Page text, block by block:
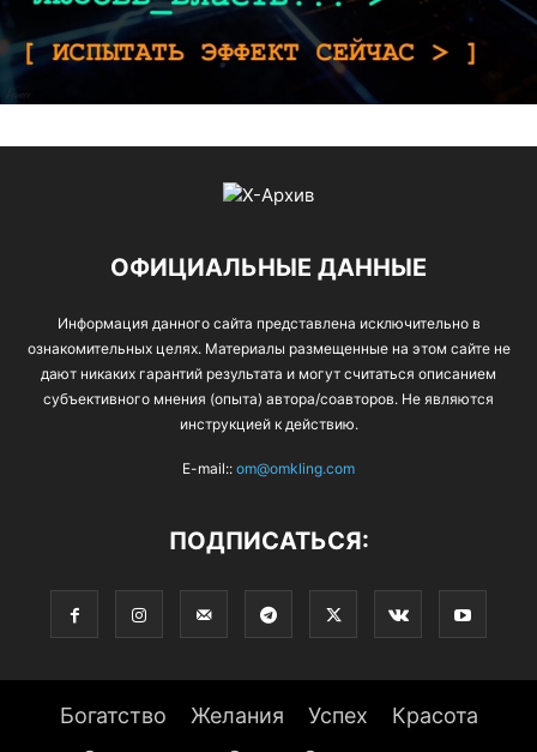
ОФИЦИАЛЬНЫЕ ДАННЫЕ
Информация данного сайта представлена исключительно в
ознакомительных целях. Материалы размещенные на этом сайте не
дают никаких гарантий результата и могут считаться описанием
субъективного мнения (опыта) автора/соавторов. Не являются
инструкцией к действию.
E-mail:: om@omkling.com
ПОДПИСАТЬСЯ:
Богатство Желания Успех
Красота